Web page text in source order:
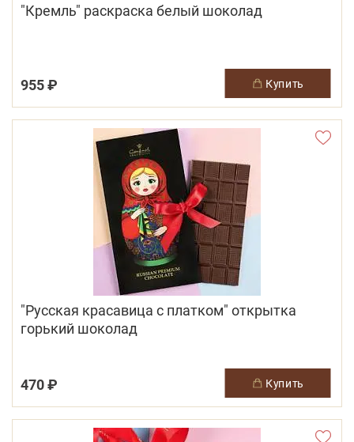
"Кремль" раскраска белый шоколад
955 ₽ купить
"Русская красавица с платком" открытка
горький шоколад
470 ₽ купить